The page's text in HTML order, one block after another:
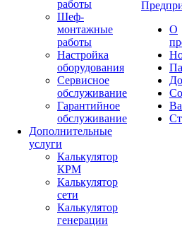
работы
Шеф-
монтажные
работы
Настройка
оборудования
Сервисное
обслуживание
Гарантийное
обслуживание
Дополнительные
услуги
Калькулятор
КРМ
Калькулятор
сети
Калькулятор
генерации
О